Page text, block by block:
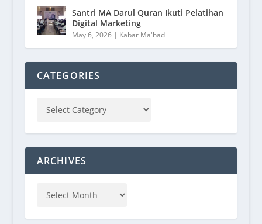
Santri MA Darul Quran Ikuti Pelatihan
Digital Marketing
May 6, 2026| Kabar Ma'had
CATEGORIES
ARCHIVES